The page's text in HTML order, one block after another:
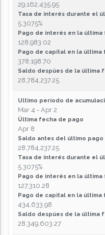
29,162,435.95
Tasa de interés durante el
5.3075%
Pago de interés en la
128,983.02
Pago de capital en la última
378,198.70
Saldo despúes de la última
28,784,237.25
Ultimo período de
Mar 4 - Apr 2
Última fecha de pago
Apr 8
Saldo antes del último pago
28,784,237.25
Tasa de interés durante el
5.3075%
Pago de interés en la
127,310.28
Pago de capital en la última
434,633.98
Saldo despúes de la última
28,349,603.27